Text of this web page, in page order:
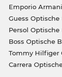
Emporio
Guess Optische
Persol Optische
Boss Optische
Tommy Hilfiger
Carrera